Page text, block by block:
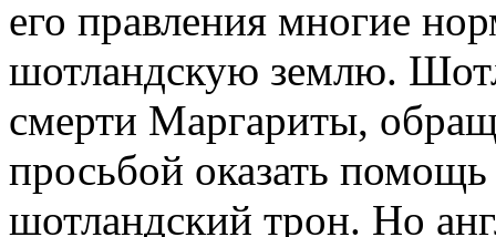
его правления многие
шотландскую землю.
смерти Маргариты,
просьбой оказать
шотландский трон. Но